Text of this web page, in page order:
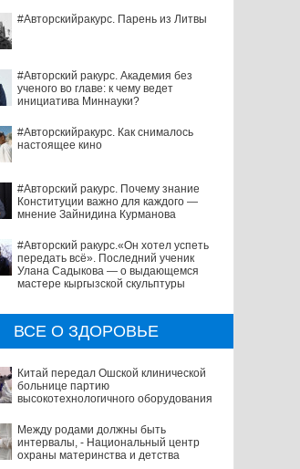
#Авторскийракурс. Парень из Литвы
#Авторский ракурс. Академия без
ученого во главе: к чему ведет
инициатива Миннауки?
#Авторскийракурс. Как снималось
настоящее кино
#Авторский ракурс. Почему знание
Конституции важно для каждого —
мнение Зайнидина Курманова
#Авторский ракурс.«Он хотел успеть
передать всё». Последний ученик
Улана Садыкова — о выдающемся
мастере кыргызской скульптуры
ВСЕ О ЗДОРОВЬЕ
Китай передал Ошской клинической
больнице партию
высокотехнологичного оборудования
Между родами должны быть
интервалы, - Национальный центр
охраны материнства и детства